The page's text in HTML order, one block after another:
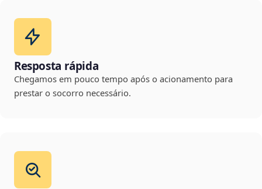
Resposta rápida
Chegamos em pouco tempo após o acionamento para
prestar o socorro necessário.